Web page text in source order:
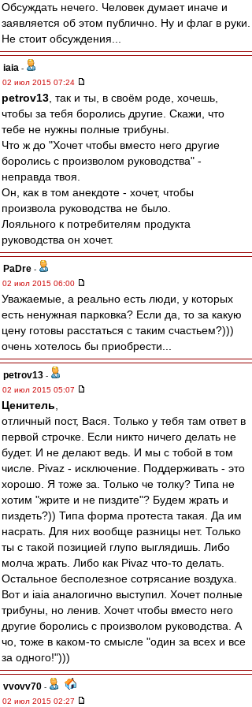
Обсуждать нечего. Человек думает иначе и
заявляется об этом публично. Ну и флаг в руки.
Не стоит обсуждения...
iaia -
02 июл 2015 07:24
petrov13 , так и ты, в своём роде, хочешь,
чтобы за тебя боролись другие. Скажи, что
тебе не нужны полные трибуны.
Что ж до "Хочет чтобы вместо него другие
боролись с произволом руководства" -
неправда твоя.
Он, как в том анекдоте - хочет, чтобы
произвола руководства не было.
Лояльного к потребителям продукта
руководства он хочет.
PaDre -
02 июл 2015 06:00
Уважаемые, а реально есть люди, у которых
есть ненужная парковка? Если да, то за какую
цену готовы расстаться с таким счастьем?)))
очень хотелось бы приобрести...
petrov13 -
02 июл 2015 05:07
Ценитель
отличный пост, Вася. Только у тебя там ответ в
первой строчке. Если никто ничего делать не
будет. И не делают ведь. И мы с тобой в том
числе. Pivaz - исключение. Поддерживать - это
хорошо. Я тоже за. Только че толку? Типа не
хотим "жрите и не пиздите"? Будем жрать и
пиздеть?)) Типа форма протеста такая. Да им
насрать. Для них вообще разницы нет. Только
ты с такой позицией глупо выглядишь. Либо
молча жрать. Либо как Pivaz что-то делать.
Остальное бесполезное сотрясание воздуха.
Вот и iaia аналогично выступил. Хочет полные
трибуны, но ленив. Хочет чтобы вместо него
другие боролись с произволом руководства. А
чо, тоже в каком-то смысле "один за всех и все
за одного!")))
vvovv70 -
02 июл 2015 02:27